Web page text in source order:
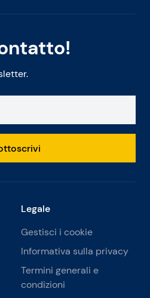
Legale
Gestisci i cookie
Informativa sulla privacy
Termini generali e
condizioni